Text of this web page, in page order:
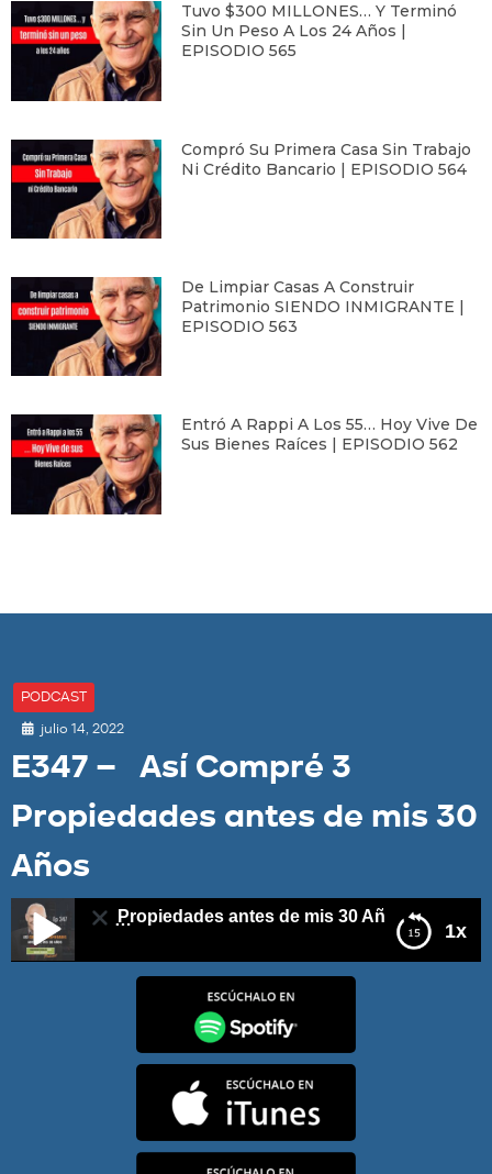
Tuvo $300 MILLONES… Y Terminó
Sin Un Peso A Los 24 Años |
EPISODIO 565
Compró Su Primera Casa Sin Trabajo
Ni Crédito Bancario | EPISODIO 564
De Limpiar Casas A Construir
Patrimonio SIENDO INMIGRANTE |
EPISODIO 563
Entró A Rappi A Los 55… Hoy Vive De
Sus Bienes Raíces | EPISODIO 562
PODCAST
julio 14, 2022
E347 – Así Compré 3
Propiedades antes de mis 30
Años
1x
3 Propiedades antes de mis 30 Años
E347 – Así Compré 3 Propiedades antes de mis 30